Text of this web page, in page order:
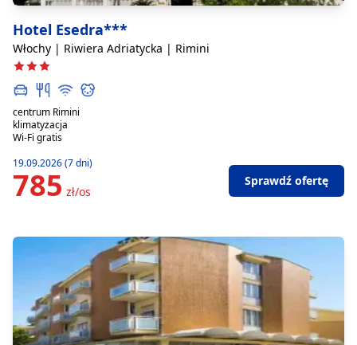
Hotel Esedra***
Włochy | Riwiera Adriatycka | Rimini
centrum Rimini
klimatyzacja
Wi-Fi gratis
19.09.2026 (7 dni)
785 zł/os
Sprawdź ofertę